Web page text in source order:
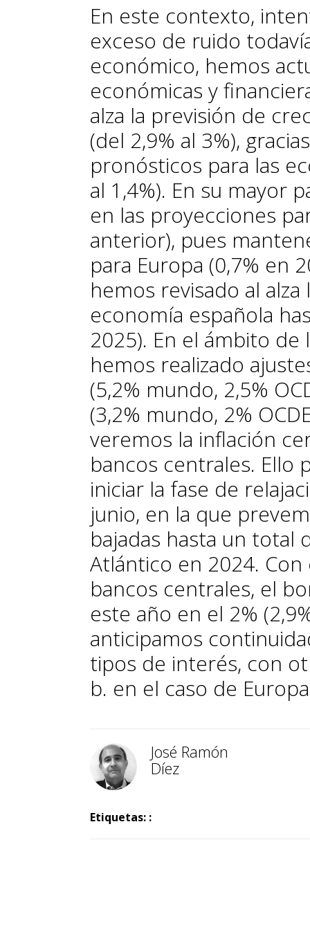
En este contexto,
exceso de ruido
económico, hemos
económicas y
alza la previsión de
(del 2,9% al 3%),
pronósticos para las
al 1,4%). En su mayor
en las proyecciones
anterior), pues
para Europa (0,7% en
hemos revisado al
economía española
2025). En el ámbito
hemos realizado
(5,2% mundo, 2,5%
(3,2% mundo, 2%
veremos la inflación
bancos centrales. Ello
iniciar la fase de
junio, en la que
bajadas hasta un total
Atlántico en 2024.
bancos centrales, el
este año en el 2%
anticipamos
tipos de interés, con
b. en el caso de
José Ramón
Díez
Etiquetas: